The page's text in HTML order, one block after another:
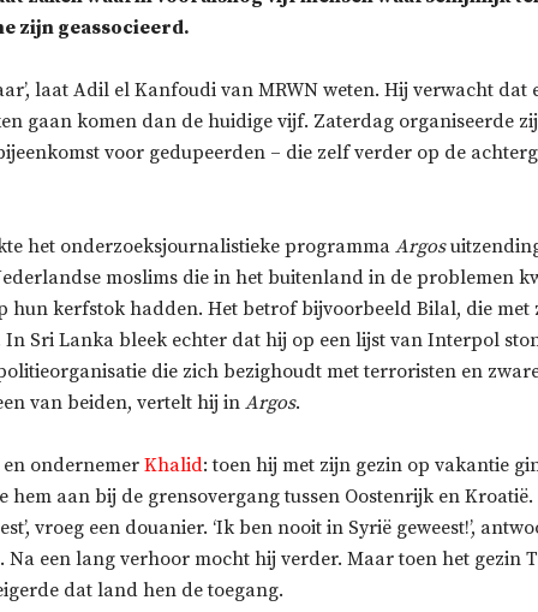
zijn geassocieerd.
laat Adil el Kanfoudi van MRWN weten. Hij verwacht dat
gaan komen dan de huidige vijf. Zaterdag organiseerde
voor gedupeerden – die zelf verder op de
het onderzoeksjournalistieke programma Argos
moslims die in het buitenland in de problemen
hun kerfstok hadden. Het betrof bijvoorbeeld Bilal, die met
In Sri Lanka bleek echter dat hij op een lijst van Interpol
die zich bezighoudt met terroristen en
van beiden, vertelt hij in Argos.
ondernemer Khalid: toen hij met zijn gezin op vakantie
hem aan bij de grensovergang tussen Oostenrijk en Kroatië.
vroeg een douanier. ‘Ik ben nooit in Syrië geweest!’,
Na een lang verhoor mocht hij verder. Maar toen het gezin
dat land hen de toegang.